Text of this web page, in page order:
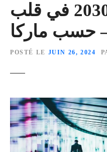
مونديال 2030 في قلب
حسب ماركا
POSTÉ LE JUIN 26, 2024